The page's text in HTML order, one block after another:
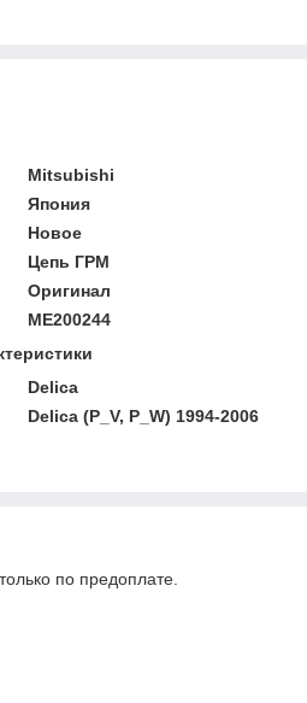
Mitsubishi
Япония
Новое
Цепь ГРМ
Оригинал
ME200244
Delica
Delica (P_V, P_W) 1994-2006
по предоплате.